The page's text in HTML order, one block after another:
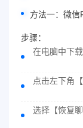
方法一：微信
步骤：
在电脑中下
点击左下角
选择【恢复